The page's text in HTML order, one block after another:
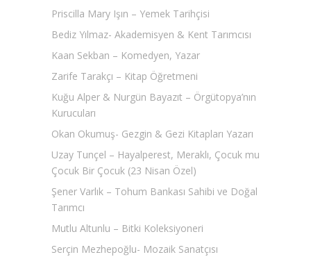
Priscilla Mary Işın – Yemek Tarihçisi
Bediz Yılmaz- Akademisyen & Kent Tarımcısı
Kaan Sekban – Komedyen, Yazar
Zarife Tarakçı – Kitap Öğretmeni
Kuğu Alper & Nurgün Bayazıt – Örgütopya’nın
Kurucuları
Okan Okumuş- Gezgin & Gezi Kitapları Yazarı
Uzay Tunçel – Hayalperest, Meraklı, Çocuk mu
Çocuk Bir Çocuk (23 Nisan Özel)
Şener Varlık – Tohum Bankası Sahibi ve Doğal
Tarımcı
Mutlu Altunlu – Bitki Koleksiyoneri
Serçin Mezhepoğlu- Mozaik Sanatçısı